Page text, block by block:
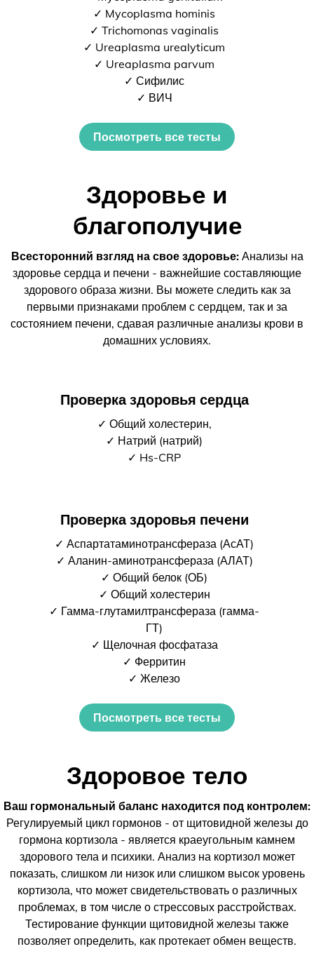
✓ Mycoplasma hominis
✓ Trichomonas vaginalis
✓ Ureaplasma urealyticum
✓ Ureaplasma parvum
✓ Сифилис
✓ ВИЧ
Посмотреть все тесты
Здоровье и
благополучие
Всесторонний взгляд на свое здоровье:Анализы на
здоровье сердца и печени - важнейшие составляющие
здорового образа жизни. Вы можете следить как за
первыми признаками проблем с сердцем, так и за
состоянием печени, сдавая различные анализы крови в
домашних условиях.
Проверка здоровья сердца
✓ Общий холестерин,
✓ Натрий (натрий)
✓ Hs-CRP
Проверка здоровья печени
✓ Аспартатаминотрансфераза (АсАТ)
✓ Аланин-аминотрансфераза (АЛАТ)
✓ Общий белок (ОБ)
✓ Общий холестерин
✓ Гамма-глутамилтрансфераза (гамма-
ГТ)
✓ Щелочная фосфатаза
✓ Ферритин
✓ Железо
Посмотреть все тесты
Здоровое тело
Ваш гормональный баланс находится под контролем:
Регулируемый цикл гормонов - от щитовидной железы до
гормона кортизола - является краеугольным камнем
здорового тела и психики. Анализ на кортизол может
показать, слишком ли низок или слишком высок уровень
кортизола, что может свидетельствовать о различных
проблемах, в том числе о стрессовых расстройствах.
Тестирование функции щитовидной железы также
позволяет определить, как протекает обмен веществ.